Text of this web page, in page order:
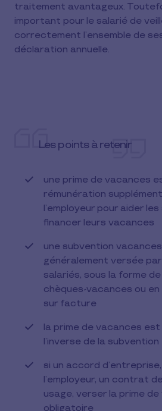
traitement avantageux.
important pour le salarié de
correctement l’ensemble de
déclaration annuelle.
Les points à retenir
une prime de vacances
rémunération
l’employeur pour aider
financer leurs vacances
une subvention
généralement versée par
salariés, sous la forme
chèques-vacances ou
sur facture
la prime de vacances est
l’inverse de la subvention
si un accord
l’employeur, un contrat
usage, verser la prime
obligatoire